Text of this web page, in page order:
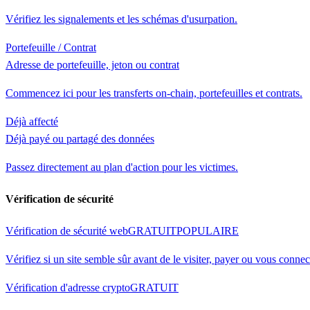
Vérifiez les signalements et les schémas d'usurpation.
Portefeuille / Contrat
Adresse de portefeuille, jeton ou contrat
Commencez ici pour les transferts on-chain, portefeuilles et contrats.
Déjà affecté
Déjà payé ou partagé des données
Passez directement au plan d'action pour les victimes.
Vérification de sécurité
Vérification de sécurité webGRATUITPOPULAIRE
Vérifiez si un site semble sûr avant de le visiter, payer ou vous
Vérification d'adresse cryptoGRATUIT